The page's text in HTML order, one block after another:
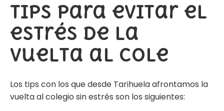
Tips para evitar el
estrés de la
vuelta al cole
Los tips con los que desde Tarihuela afrontamos la
vuelta al colegio sin estrés son los siguientes: